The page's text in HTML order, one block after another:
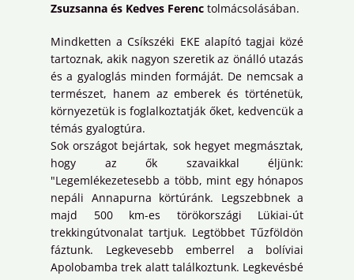
Zsuzsanna és Kedves Ferenc tolmácsolásában.
Mindketten a Csíkszéki EKE alapító tagjai közé
tartoznak, akik nagyon szeretik az önálló utazás
és a gyaloglás minden formáját. De nemcsak a
természet, hanem az emberek és történetük,
környezetük is foglalkoztatják őket, kedvencük a
témás gyalogtúra.
Sok országot bejártak, sok hegyet megmásztak,
hogy az ők szavaikkal éljünk:
"Legemlékezetesebb a több, mint egy hónapos
nepáli Annapurna körtúránk. Legszebbnek a
majd 500 km-es törökországi Lükiai-út
trekkingútvonalat tartjuk. Legtöbbet Tűzföldön
fáztunk. Legkevesebb emberrel a bolíviai
Apolobamba trek alatt találkoztunk. Legkevésbé